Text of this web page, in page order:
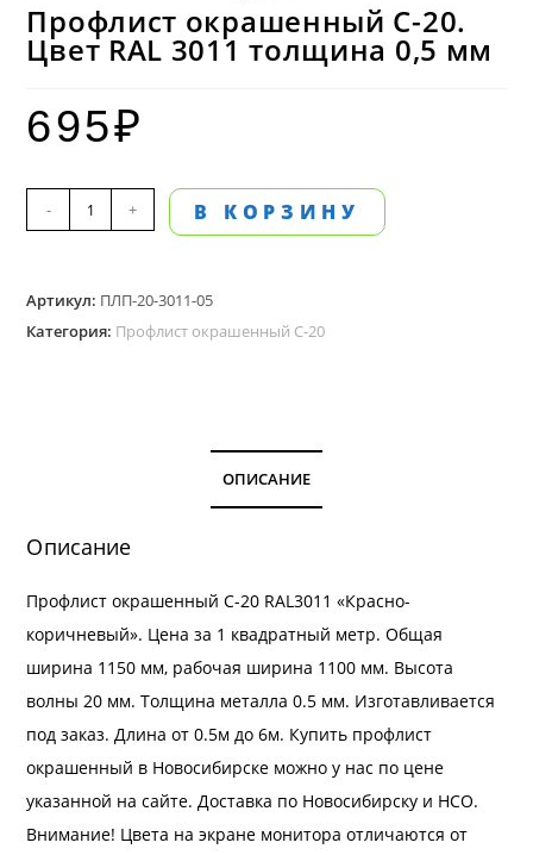
Профлист окрашенный С-20.
Цвет RAL 3011 толщина 0,5 мм
695₽
Количество
товара
окрашенный
С-20.
мм
- + В КОРЗИНУ
Артикул: ПЛП-20-3011-05
Категория: Профлист окрашенный С-20
ОПИСАНИЕ
Описание
Профлист окрашенный С-20 RAL3011 «Красно-
коричневый». Цена за 1 квадратный метр. Общая
ширина 1150 мм, рабочая ширина 1100 мм. Высота
волны 20 мм. Толщина металла 0.5 мм. Изготавливается
под заказ. Длина от 0.5м до 6м. Купить профлист
окрашенный в Новосибирске можно у нас по цене
указанной на сайте.Доставка по Новосибирску и НСО.
Внимание! Цвета на экране монитора отличаются от